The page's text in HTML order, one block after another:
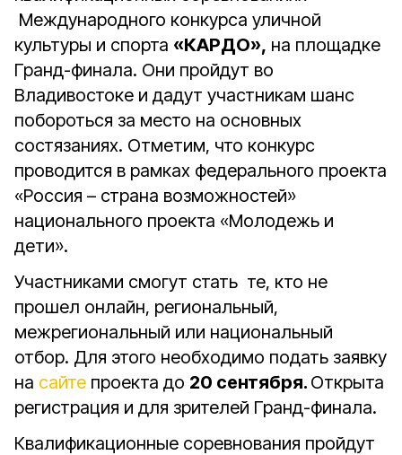
Международного конкурса уличной
культуры и спорта «КАРДО», на площадке
Гранд-финала. Они пройдут во
Владивостоке и дадут участникам шанс
побороться за место на основных
состязаниях. Отметим, что конкурс
проводится в рамках федерального проекта
«Россия – страна возможностей»
национального проекта «Молодежь и
дети».
Участниками смогут стать те, кто не
прошел онлайн, региональный,
межрегиональный или национальный
отбор. Для этого необходимо подать заявку
на сайте проекта до 20 сентября. Открыта
регистрация и для зрителей Гранд-финала.
Квалификационные соревнования пройдут